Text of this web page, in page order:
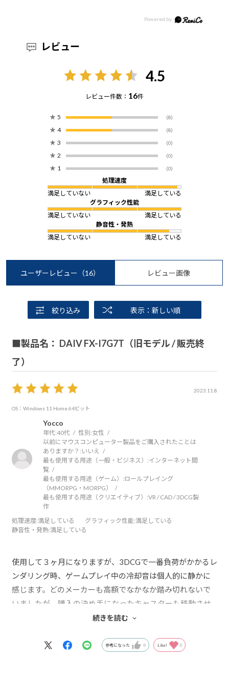
レビュー
4.5
レビュー件数： 16件
★ 5 (8)
★ 4 (8)
★ 3 (0)
★ 2 (0)
★ 1 (0)
処理速度
満足していない
満足している
グラフィック性能
満足していない
満足している
静音性・発熱
満足していない
満足している
ユーザーレビュー （16） レビュー画像
絞り込み 表示：新しい順
■製品名： DAIV FX-I7G7T（旧モデル / 販売終
了）
2023.11.8
OS：Windows 11 Home 64ビット
Yocco
年代:40代 性別:女性
以前にマウスコンピューター製品をご購入されたことは
ありますか？: いいえ
最も使用する用途（一般・ビジネス）:インターネット閲
覧
最も使用する用途（ゲーム）:ロールプレイング
（MMORPG・MORPG）
最も使用する用途（クリエイティブ）:VR / CAD / 3DCG製
作
処理速度:満足している グラフィック性能:満足している
静音性・発熱:満足している
使用して３ヶ月になりますが、3DCGで一番負荷がかかるレ
ンダリング時、ゲームプレイ中の冷却音は個人的に静かに
感じます。どのメーカーも高額でなかなか踏み切れないで
いましたが、購入の決め手になったキャスターも移動させ
る際余分な力が要らないので（後進は苦手みたいですが…）
続きを読む
参考になった 0 Like! 0